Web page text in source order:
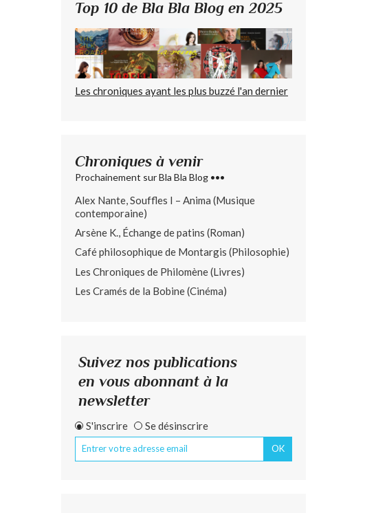
Top 10 de Bla Bla Blog en 2025
Les chroniques ayant les plus buzzé l'an dernier
Chroniques à venir
Prochainement sur Bla Bla Blog •••
Alex Nante, Souffles I – Anima (Musique
contemporaine)
Arsène K., Échange de patins (Roman)
Café philosophique de Montargis (Philosophie)
Les Chroniques de Philomène (Livres)
Les Cramés de la Bobine (Cinéma)
Suivez nos publications
en vous abonnant à la
newsletter
S'inscrire Se désinscrire